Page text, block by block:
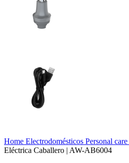
Home Electrodomésticos Personal care
Eléctrica Caballero | AW-AB6004